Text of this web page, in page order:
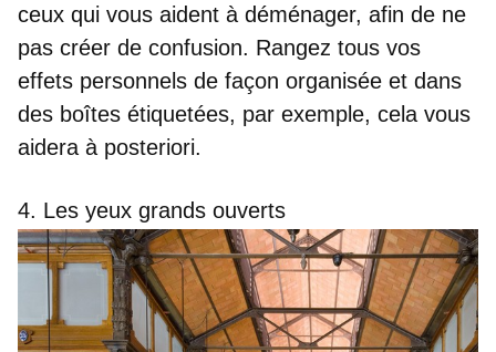
ceux qui vous aident à déménager, afin de ne
pas créer de confusion. Rangez tous vos
effets personnels de façon organisée et dans
des boîtes étiquetées, par exemple, cela vous
aidera à posteriori.
4. Les yeux grands ouverts